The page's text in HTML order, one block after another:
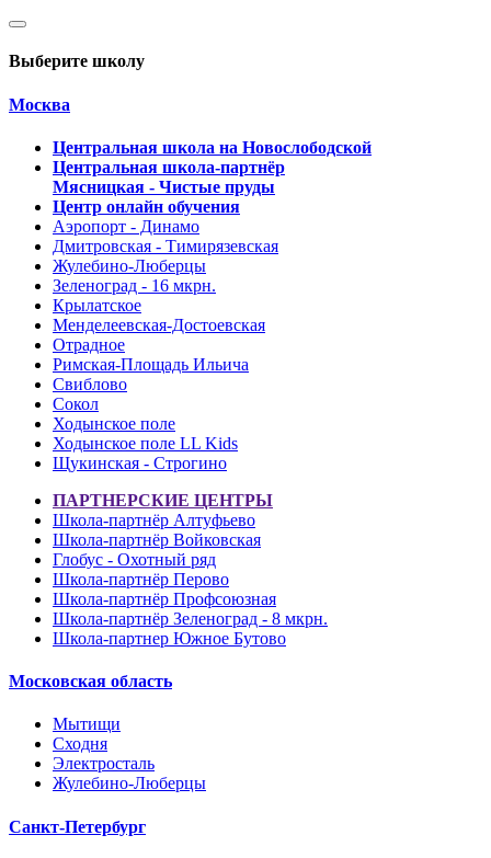
Выберите школу
Москва
Центральная школа на Новослободской
Центральная школа-партнёр
Мясницкая - Чистые пруды
Центр онлайн обучения
Аэропорт - Динамо
Дмитровская - Тимирязевская
Жулебино-Люберцы
Зеленоград - 16 мкрн.
Крылатское
Менделеевская-Достоевская
Отрадное
Римская-Площадь Ильича
Свиблово
Сокол
Ходынское поле
Ходынское поле LL Kids
Щукинская - Строгино
ПАРТНЕРСКИЕ ЦЕНТРЫ
Школа-партнёр Алтуфьево
Школа-партнёр Войковская
Глобус - Охотный ряд
Школа-партнёр Перово
Школа-партнёр Профсоюзная
Школа-партнёр Зеленоград - 8 мкрн.
Школа-партнер Южное Бутово
Московская область
Мытищи
Сходня
Электросталь
Жулебино-Люберцы
Санкт-Петербург